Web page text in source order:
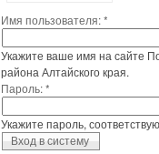
Имя пользователя:*
Укажите ваше имя на сайте
района Алтайского края.
Пароль:*
Укажите пароль,